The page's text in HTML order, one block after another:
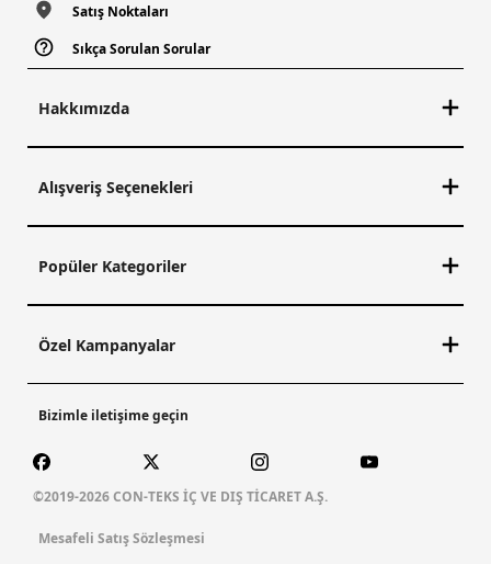
Satış Noktaları
Sıkça Sorulan Sorular
Hakkımızda
Alışveriş Seçenekleri
Popüler Kategoriler
Özel Kampanyalar
Bizimle iletişime geçin
©2019-2026 CON-TEKS İÇ VE DIŞ TİCARET A.Ş.
Mesafeli Satış Sözleşmesi